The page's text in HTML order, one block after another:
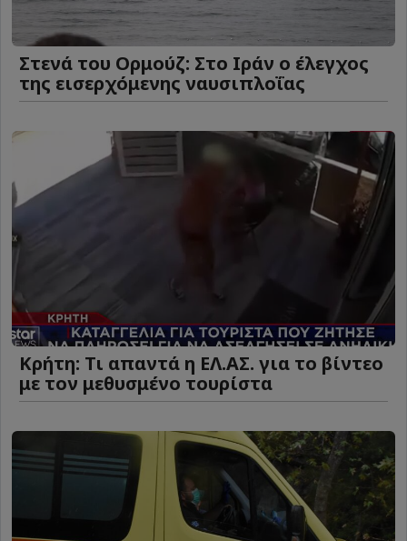
Στενά του Ορμούζ: Στο Ιράν ο έλεγχος
της εισερχόμενης ναυσιπλοΐας
Κρήτη: Τι απαντά η ΕΛ.ΑΣ. για το βίντεο
με τον μεθυσμένο τουρίστα